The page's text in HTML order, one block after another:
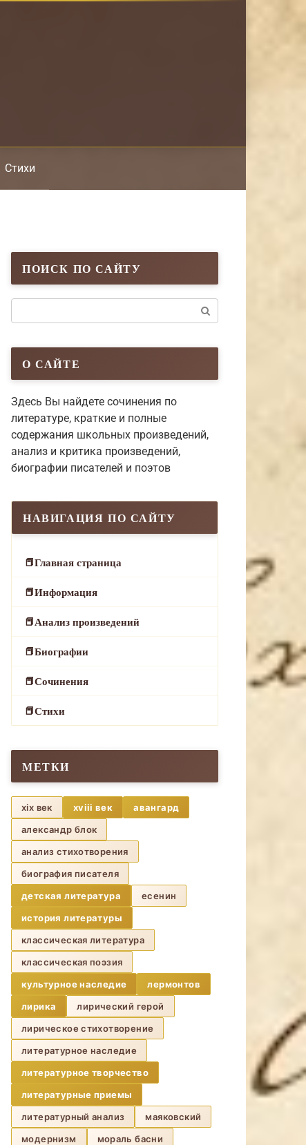
Стихи
ПОИСК ПО САЙТУ
О САЙТЕ
Здесь Вы найдете сочинения по
литературе, краткие и полные
содержания школьных произведений,
анализ и критика произведений,
биографии писателей и поэтов
НАВИГАЦИЯ ПО САЙТУ
Главная страница
Информация
Анализ произведений
Биографии
Сочинения
Стихи
МЕТКИ
xix век xviii век
авангард
александр блок
анализ стихотворения
биография писателя
детская литература
есенин
история литературы
классическая литература
классическая поэзия
культурное наследие
лермонтов
лирика
лирический герой
лирическое стихотворение
литературное наследие
литературное творчество
литературные приемы
литературный анализ
маяковский
модернизм
мораль басни